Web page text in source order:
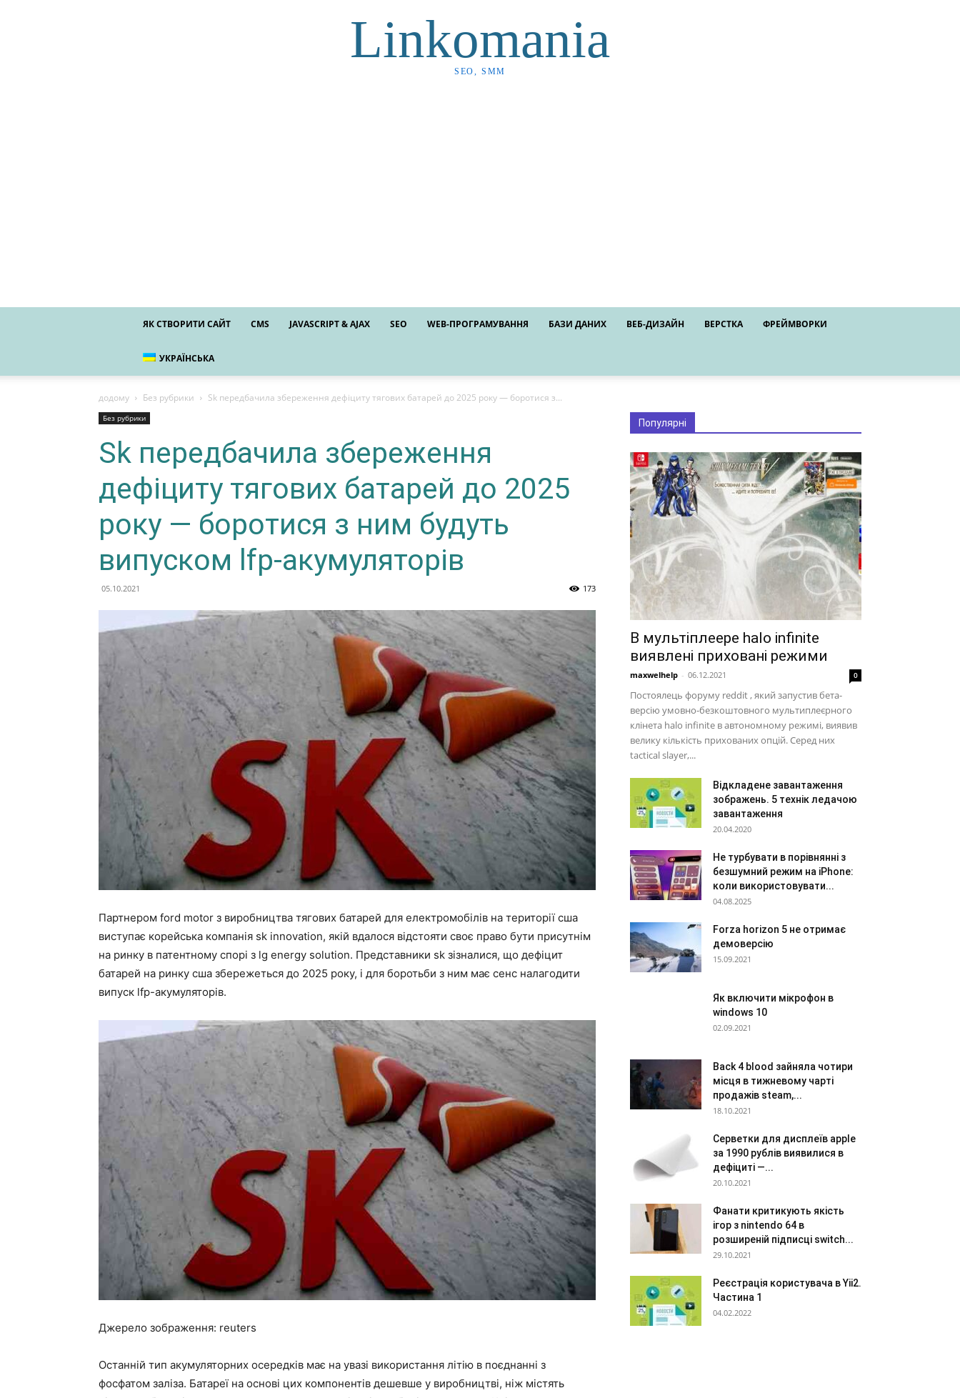
Linkomania
SEO, SMM
ЯК СТВОРИТИ САЙТ CMS JAVASCRIPT & AJAX SEO WEB-ПРОГРАМУВАННЯ БАЗИ ДАНИХ ВЕБ-ДИЗАЙН ВЕРСТКА ФРЕЙМВОРКИ
УКРАЇНСЬКА
додому Без рубрики Sk передбачила збереження дефіциту тягових батарей до 2025 року — боротися з...
Без рубрики
Sk передбачила збереження
дефіциту тягових батарей до 2025
року — боротися з ним будуть
випуском lfp-акумуляторів
05.10.2021 173
Партнером ford motor з виробництва тягових батарей для електромобілів на території сша
виступає корейська компанія sk innovation, якій вдалося відстояти своє право бути присутнім
на ринку в патентному спорі з lg energy solution. Представники sk зізналися, що дефіцит
батарей на ринку сша збережеться до 2025 року, і для боротьби з ним має сенс налагодити
випуск lfp-акумуляторів.
Джерело зображення: reuters
Останній тип акумуляторних осередків має на увазі використання літію в поєднанні з
фосфатом заліза. Батареї на основі цих компонентів дешевше у виробництві, ніж містять
Популярні
В мультіплеере halo infinite
виявлені приховані режими
maxwelhelp - 06.12.2021 0
Постоялець форуму reddit , який запустив бета-
версію умовно-безкоштовного мультиплеєрного
клінета halo infinite в автономному режимі, виявив
велику кількість прихованих опцій. Серед них
tactical slayer,...
Відкладене завантаження
зображень. 5 технік ледачою
завантаження
20.04.2020
Не турбувати в порівнянні з
безшумний режим на iPhone:
коли використовувати...
04.08.2025
Forza horizon 5 не отримає
демоверсію
15.09.2021
Як включити мікрофон в
windows 10
02.09.2021
Back 4 blood зайняла чотири
місця в тижневому чарті
продажів steam,...
18.10.2021
Серветки для дисплеїв apple
за 1990 рублів виявилися в
дефіциті —...
20.10.2021
Фанати критикують якість
ігор з nintendo 64 в
розширеній підписці switch...
29.10.2021
Реєстрація користувача в Yii2.
Частина 1
04.02.2022